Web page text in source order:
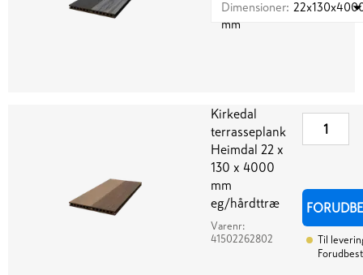
Dimensioner:
mm
Kirkedal
terrasseplank
Heimdal 22 x
130 x 4000
mm
eg/hårdttræ
Varenr:
41502262802
Til